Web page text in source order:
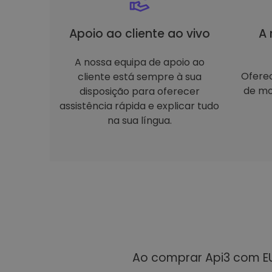
Apoio ao cliente ao vivo
A nossa equipa de apoio ao
cliente está sempre à sua
disposição para oferecer
assistência rápida e explicar tudo
na sua língua.
A
de
Ao comprar Api3 com